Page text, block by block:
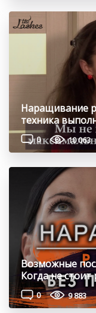
Наращивание
техника
0 10 063
Возможные
Когда не стоит
0 9 883